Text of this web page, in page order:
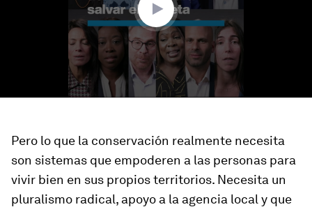
Pero lo que la conservación realmente necesita
son sistemas que empoderen a las personas para
vivir bien en sus propios territorios. Necesita un
pluralismo radical, apoyo a la agencia local y que